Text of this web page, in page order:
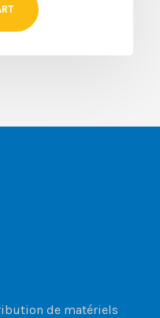
de matériels